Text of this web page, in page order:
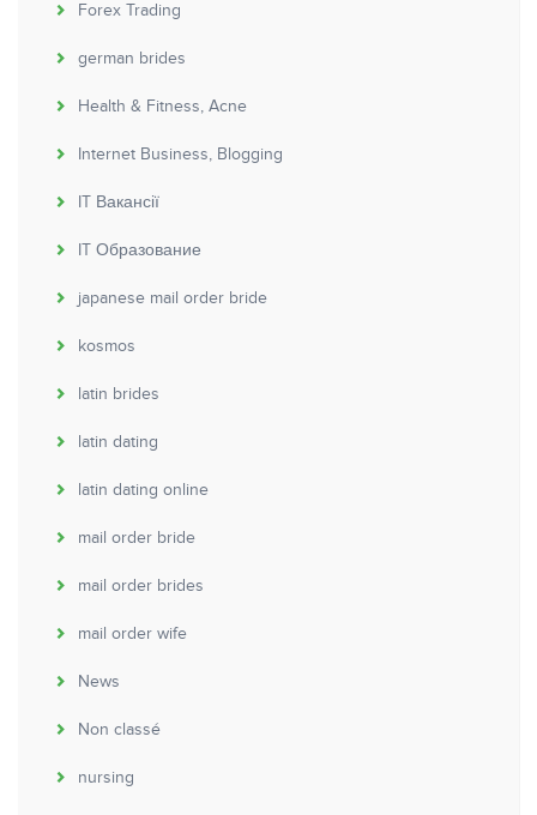
Forex Trading
german brides
Health & Fitness, Acne
Internet Business, Blogging
IT Вакансії
IT Образование
japanese mail order bride
kosmos
latin brides
latin dating
latin dating online
mail order bride
mail order brides
mail order wife
News
Non classé
nursing